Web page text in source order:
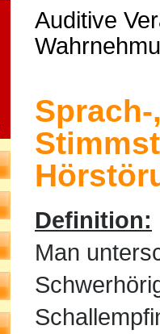
Auditive
Definition:
Man